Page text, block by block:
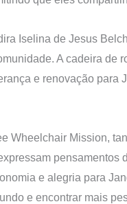
Iselina de Jesus
A cadeira de
e renovação para
Wheelchair Mission,
pensamentos
e alegria para
e encontrar mais